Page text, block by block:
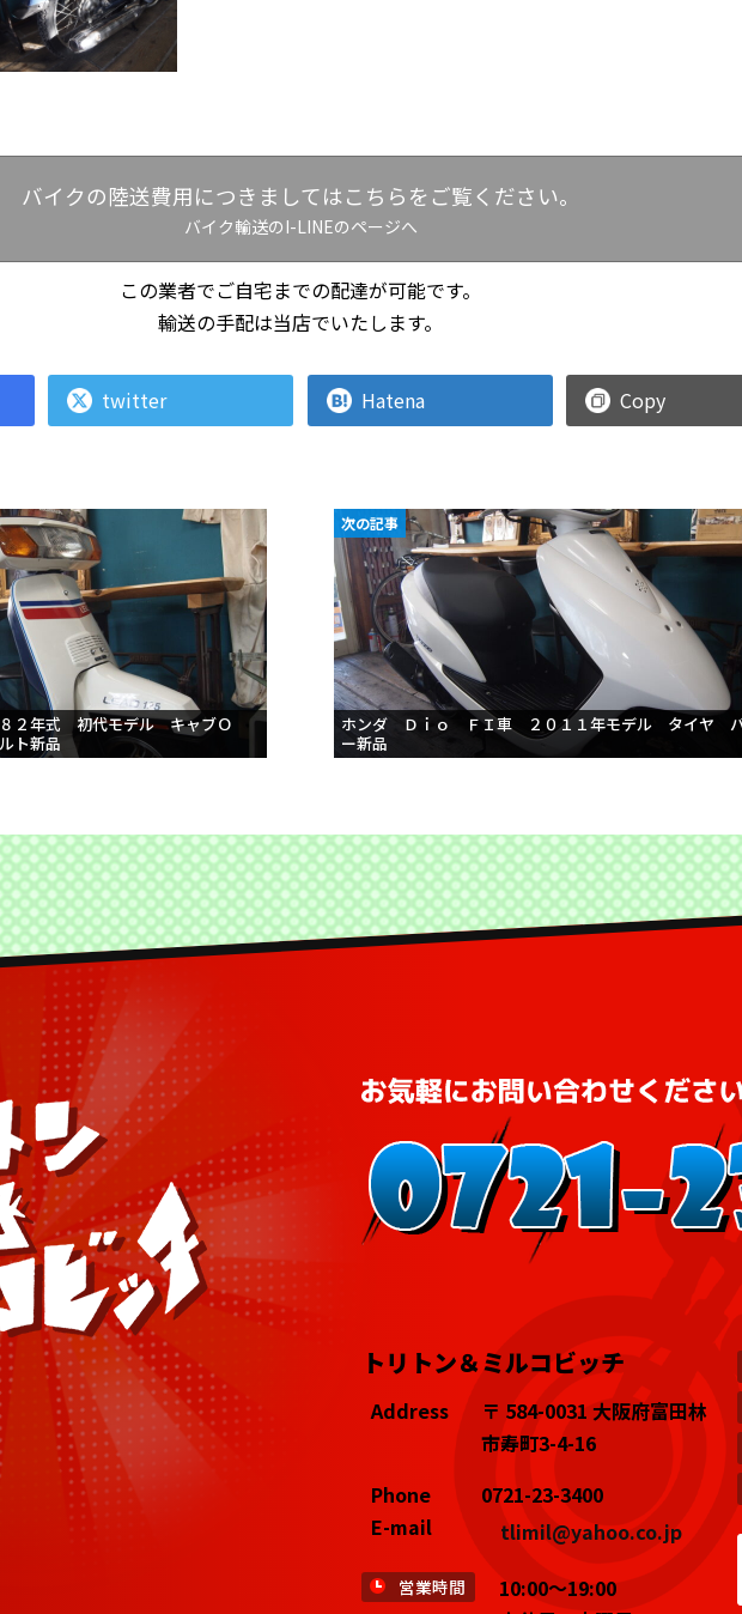
バイクの陸送費用につきましてはこちらをご覧ください。
バイク輸送のI-LINEのページへ
この業者でご自宅までの配達が可能です。
輸送の手配は当店でいたします。
twitter Hatena Copy
２年式 初代モデル キャブＯ
ト新品
ホンダ Ｄｉｏ ＦＩ車 ２０１１年モデル タイヤ
ー新品
次の記事
トリトン＆ミルコビッチ
Address
〒 584-0031 大阪府富田林
市寿町3-4-16
Phone
0721-23-3400
E-mail
tlimil@yahoo.co.jp
営業時間
10:00～19:00